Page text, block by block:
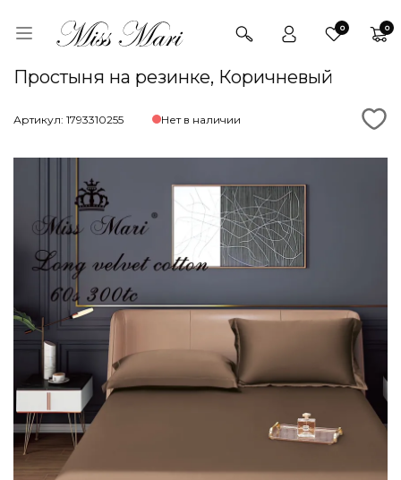
0 0
Простыня на резинке, Коричневый
Артикул: 1793310255 Нет в наличии